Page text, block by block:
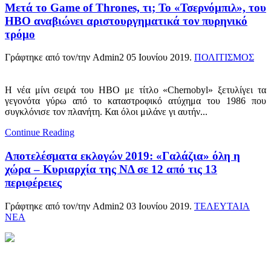
Μετά το Game of Thrones, τι; Το «Τσερνόμπιλ», του
ΗΒΟ αναβιώνει αριστουργηματικά τον πυρηνικό
τρόμο
Γράφτηκε από τον/την Admin2 05 Ιουνίου 2019. ΠΟΛΙΤΙΣΜΟΣ
Η νέα μίνι σειρά του ΗΒΟ με τίτλο «Chernobyl» ξετυλίγει τα
γεγονότα γύρω από το καταστροφικό ατύχημα του 1986 που
συγκλόνισε τον πλανήτη. Και όλοι μιλάνε γι αυτήν...
Continue Reading
Αποτελέσματα εκλογών 2019: «Γαλάζια» όλη η
χώρα – Κυριαρχία της ΝΔ σε 12 από τις 13
περιφέρειες
Γράφτηκε από τον/την Admin2 03 Ιουνίου 2019. ΤΕΛΕΥΤΑΙΑ
ΝΕΑ